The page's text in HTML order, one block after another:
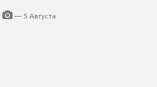
— 5 Августа